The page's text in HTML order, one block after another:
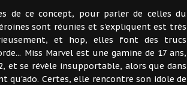
de ce concept, pour parler de celles du
sont réunies et s'expliquent est très
et hop, elles font des trucs
Miss Marvel est une gamine de 17 ans,
et se révèle insupportable, alors que dans
qu'ado. Certes, elle rencontre son idole de